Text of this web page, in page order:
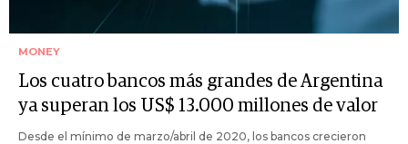
MONEY
Los cuatro bancos más grandes de Argentina
ya superan los US$ 13.000 millones de valor
Desde el mínimo de marzo/abril de 2020, los bancos crecieron